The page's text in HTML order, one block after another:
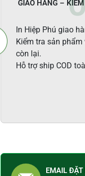
GIAO HÀNG –
In Hiệp Phú giao
Kiểm tra sản
còn lại.
Hỗ trợ ship COD
EMAIL